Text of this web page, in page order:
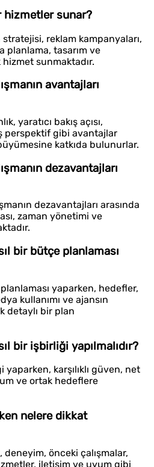
hizmetler sunar?
stratejisi, reklam kampanyaları,
planlama, tasarım ve
sunmaktadır.
avantajları
yaratıcı bakış açısı,
perspektif gibi avantajlar
katkıda bulunurlar.
dezavantajları
dezavantajları arasında
zaman yönetimi ve
bir bütçe planlaması
yaparken, hedefler,
kullanımı ve ajansın
detaylı bir plan
bir işbirliği yapılmalıdır?
yaparken, karşılıklı güven, net
ve ortak hedeflere
nelere dikkat
deneyim, önceki çalışmalar,
iletişim ve uyum gibi